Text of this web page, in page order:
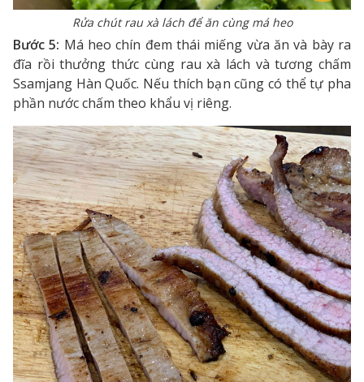
Rửa chút rau xà lách để ăn cùng má heo
Bước 5: Má heo chín đem thái miếng vừa ăn và bày ra
đĩa rồi thưởng thức cùng rau xà lách và tương chấm
Ssamjang Hàn Quốc. Nếu thích bạn cũng có thể tự pha
phần nước chấm theo khẩu vị riêng.